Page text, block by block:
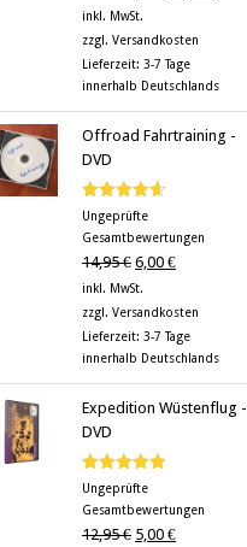
war:
29,49 €
inkl. MwSt.
zzgl. Versandkosten
Lieferzeit: 3-7 Tage
innerhalb Deutschlands
Offroad Fahrtraining -
DVD
Bewertet
mit 4.60
von 5
Ungeprüfte
Gesamtbewertungen
14,95€ Ursprünglicher
Preis
war:
14,95 €
6,00 €Aktueller
ist:
6,00 €.
inkl. MwSt.
zzgl. Versandkosten
Lieferzeit: 3-7 Tage
innerhalb Deutschlands
Expedition Wüstenflug -
DVD
Bewertet
mit 5.00
von 5
Ungeprüfte
Gesamtbewertungen
12,95€ Ursprünglicher
5,00 €Aktueller